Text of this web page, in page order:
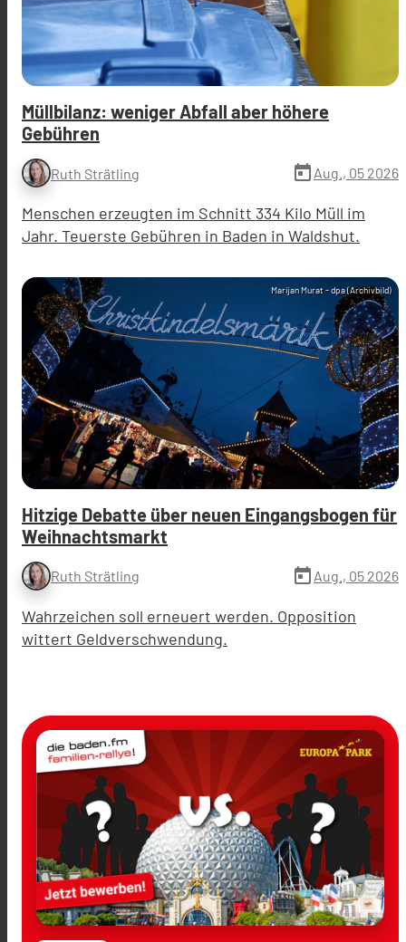
Müllbilanz: weniger Abfall aber höhere
Gebühren
Ruth Strätling today Aug., 05 2026
Menschen erzeugten im Schnitt 334 Kilo Müll im
Jahr. Teuerste Gebühren in Baden in Waldshut.
Marijan Murat - dpa (Archivbild)
Hitzige Debatte über neuen Eingangsbogen für
Weihnachtsmarkt
Ruth Strätling today Aug., 05 2026
Wahrzeichen soll erneuert werden. Opposition
wittert Geldverschwendung.